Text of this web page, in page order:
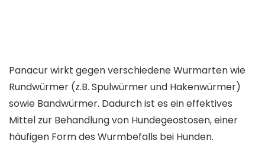
Panacur wirkt gegen verschiedene Wurmarten wie
Rundwürmer (z.B. Spulwürmer und Hakenwürmer)
sowie Bandwürmer. Dadurch ist es ein effektives
Mittel zur Behandlung von Hundegeostosen, einer
häufigen Form des Wurmbefalls bei Hunden.